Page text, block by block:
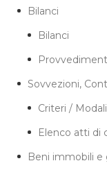
Bilanci
Bilanci
Sovvezioni,
Criteri /
Elenco atti di
Beni immobili